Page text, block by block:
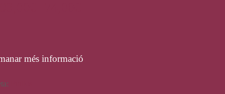
més informació